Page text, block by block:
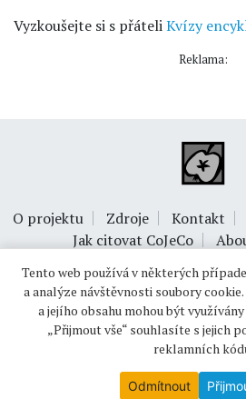
Vyzkoušejte si s přáteliKvízy
Reklama:
O projektu Zdroje Kontakt
Jak citovat CoJeCo
© 1999-2026
Tento web používá v některých
a analýze návštěvnosti soubory
a jejího obsahu mohou být
„Přijmout vše“ souhlasíte s jejich
reklamních
Odmítnout